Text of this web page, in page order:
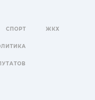
СПОРТ ЖКХ